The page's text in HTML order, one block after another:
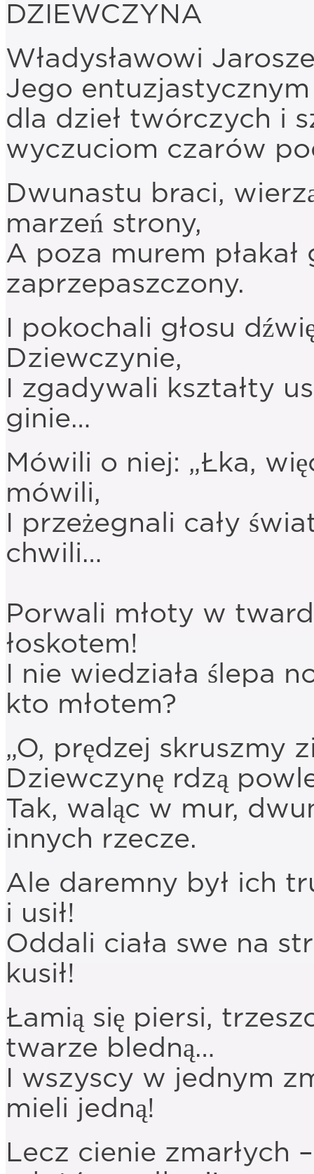
DZIEWCZYNA
Władysławowi
Jego entuzjastycznym
dla dzieł twórczych i
wyczuciom czarów
Dwunastu braci,
marzeń strony,
A poza murem płakał
zaprzepaszczony.
I pokochali głosu
Dziewczynie,
I zgadywali kształty
ginie…
Mówili o niej: „Łka,
mówili,
I przeżegnali cały
chwili…
Porwali młoty w
łoskotem!
I nie wiedziała ślepa
kto młotem?
„O, prędzej skruszmy
Dziewczynę rdzą
Tak, waląc w mur,
innych rzecze.
Ale daremny był ich
i usił!
Oddali ciała swe na
kusił!
Łamią się piersi,
twarze bledną…
I wszyscy w jednym
mieli jedną!
Lecz cienie zmarłych